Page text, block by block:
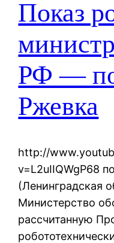
Показ
РФ —
Ржевка
http://
v=L2uIIQWgP68
(Ленинградская
Министерство
рассчитанную